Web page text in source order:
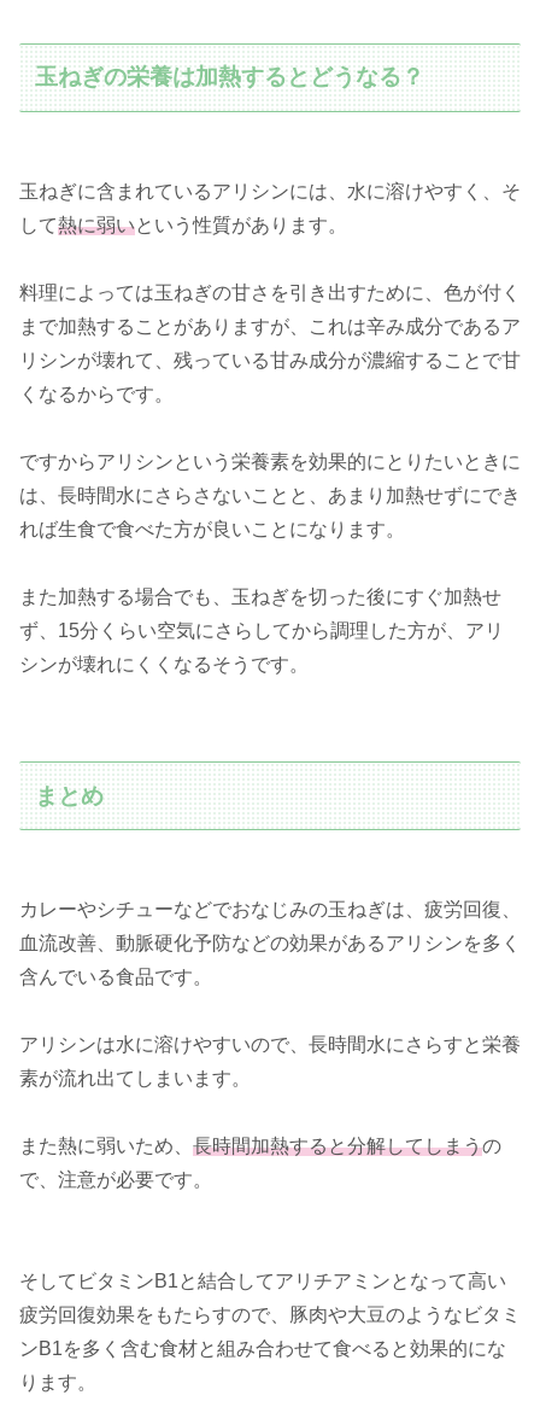
玉ねぎの栄養は加熱するとどうなる？
玉ねぎに含まれているアリシンには、水に溶けやすく、そ
して熱に弱いという性質があります。
料理によっては玉ねぎの甘さを引き出すために、色が付く
まで加熱することがありますが、これは辛み成分であるア
リシンが壊れて、残っている甘み成分が濃縮することで甘
くなるからです。
ですからアリシンという栄養素を効果的にとりたいときに
は、長時間水にさらさないことと、あまり加熱せずにでき
れば生食で食べた方が良いことになります。
また加熱する場合でも、玉ねぎを切った後にすぐ加熱せ
ず、 15分くらい空気にさらしてから調理 した方が、アリ
シンが壊れにくくなるそうです。
まとめ
カレーやシチューなどでおなじみの玉ねぎは、疲労回復、
血流改善、動脈硬化予防などの効果があるアリシンを多く
含んでいる食品です。
アリシンは水に溶けやすいので、長時間水にさらすと栄養
素が流れ出てしまいます。
また熱に弱いため、 長時間加熱すると分解してしまうの
で、注意が必要です。
そしてビタミンB1と結合してアリチアミンとなって高い
疲労回復効果をもたらすので、豚肉や大豆のようなビタミ
ンB1を多く含む食材と組み合わせて食べると効果的にな
ります。